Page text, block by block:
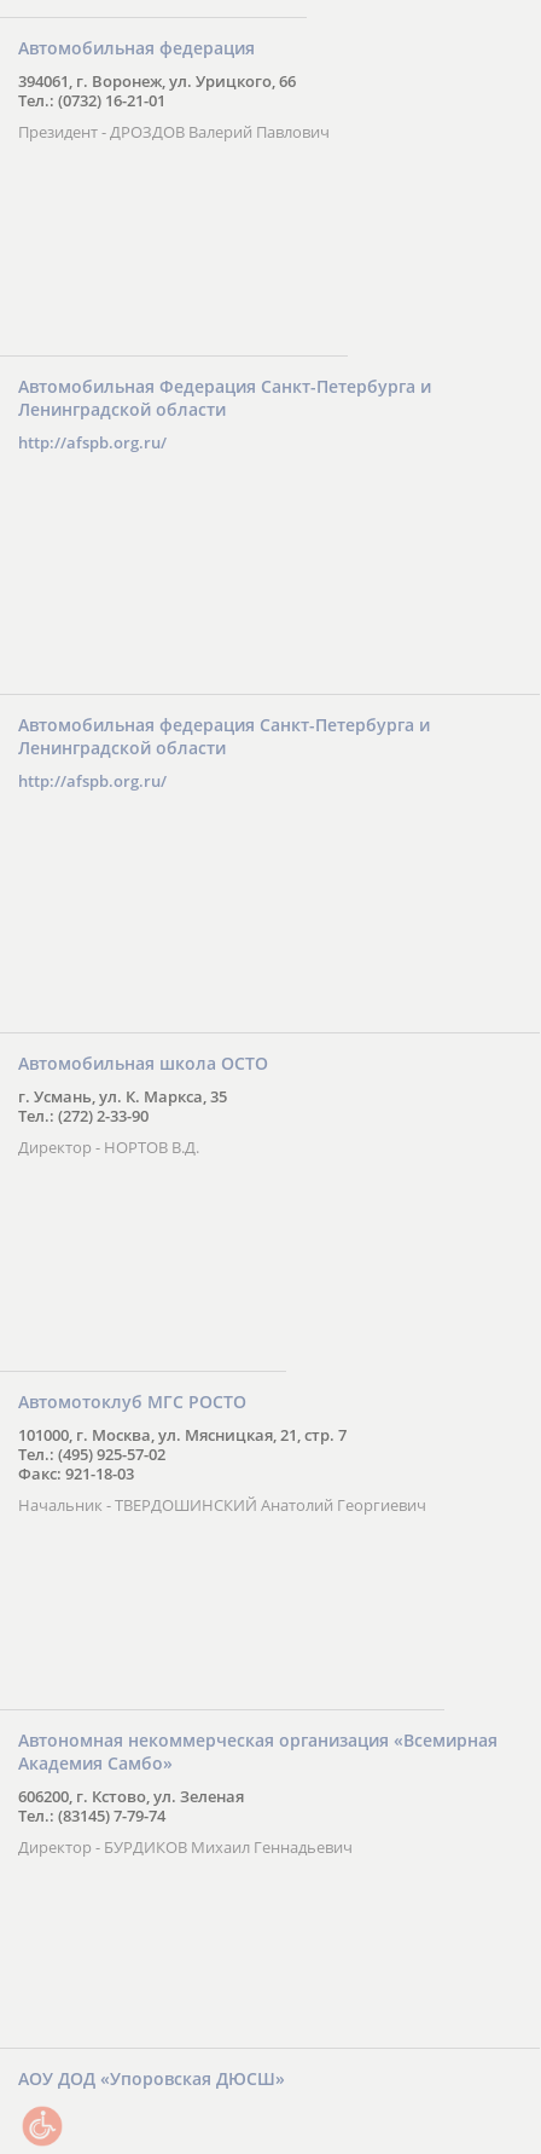
Автомобильная федерация
394061, г. Воронеж, ул. Урицкого, 66
Тел.: (0732) 16-21-01
Президент - ДРОЗДОВ Валерий Павлович
Автомобильная Федерация Санкт-Петербурга и
Ленинградской области
http://afspb.org.ru/
Автомобильная федерация Санкт-Петербурга и
Ленинградской области
http://afspb.org.ru/
Автомобильная школа ОСТО
г. Усмань, ул. К. Маркса, 35
Тел.: (272) 2-33-90
Директор - НОРТОВ В.Д.
Автомотоклуб МГС РОСТО
101000, г. Москва, ул. Мясницкая, 21, стр. 7
Тел.: (495) 925-57-02
Факс: 921-18-03
Начальник - ТВЕРДОШИНСКИЙ Анатолий Георгиевич
Автономная некоммерческая организация «Всемирная
Академия Самбо»
606200, г. Кстово, ул. Зеленая
Тел.: (83145) 7-79-74
Директор - БУРДИКОВ Михаил Геннадьевич
АОУ ДОД «Упоровская ДЮСШ»